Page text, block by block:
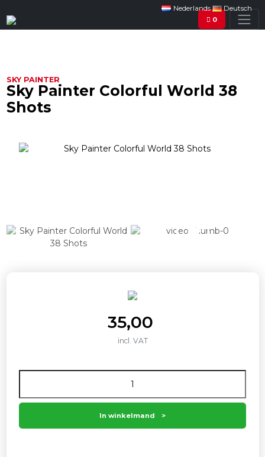
Nederlands
Deutsch
0
SKY PAINTER
Sky Painter Colorful World 38
Shots
35,00
incl. VAT
In winkelmand